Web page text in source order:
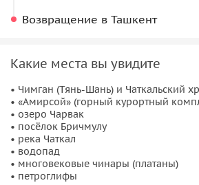
Возвращение в Ташкент
Какие места вы увидите
• Чимган (Тянь-Шань) и Чаткальский
• «Амирсой» (горный курортный
• озеро Чарвак
• посёлок Бричмулу
• река Чаткал
• водопад
• многовековые чинары (платаны)
• петроглифы